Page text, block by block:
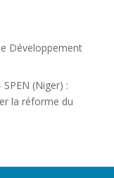
Développement
(Niger) :
la réforme du